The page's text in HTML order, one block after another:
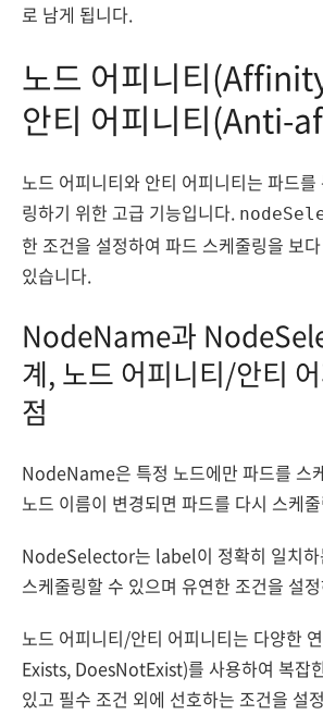
로 남게 됩니다.
노드 어피니티
안티 어피니티(Anti-
노드 어피니티와 안티 어피니티는 파드
링하기 위한 고급 기능입니다.
한 조건을 설정하여 파드 스케줄링을 보
있습니다.
NodeName과
계, 노드 어피니티/안티
점
NodeName은 특정 노드에만 파드를 스
노드 이름이 변경되면 파드를 다시 스케
NodeSelector는 label이 정확히 일치하
스케줄링할 수 있으며 유연한 조건을 설
노드 어피니티/안티 어피니티는 다양한
Exists, DoesNotExist)를 사용하여 복잡
있고 필수 조건 외에 선호하는 조건을 설